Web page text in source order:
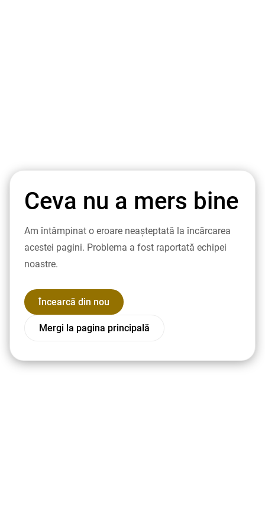
Ceva nu a mers bine
Am întâmpinat o eroare neașteptată la încărcarea
acestei pagini. Problema a fost raportată echipei
noastre.
Încearcă din nou
Mergi la pagina principală